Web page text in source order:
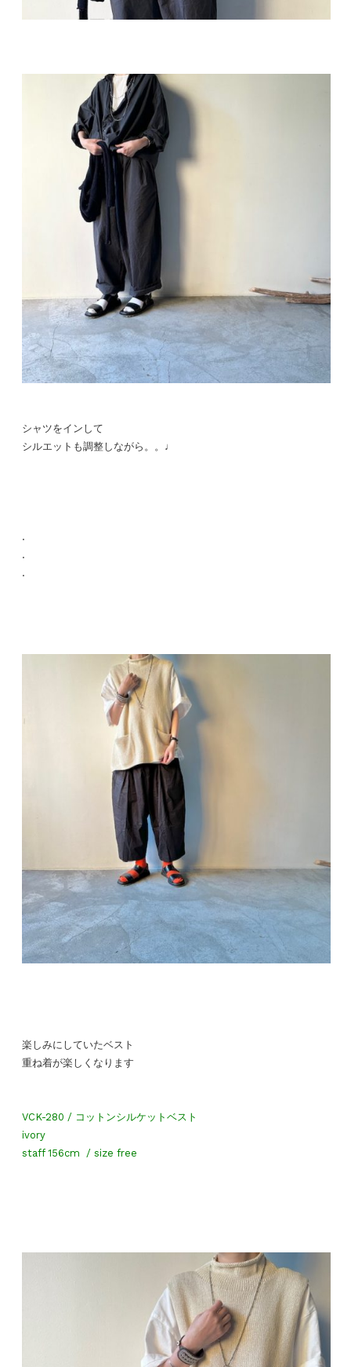
シャツをインして
シルエットも調整しながら。。♩
.
.
.
楽しみにしていたベスト
重ね着が楽しくなります
VCK-280 / コットンシルケットベスト
ivory
staff 156cm / size free